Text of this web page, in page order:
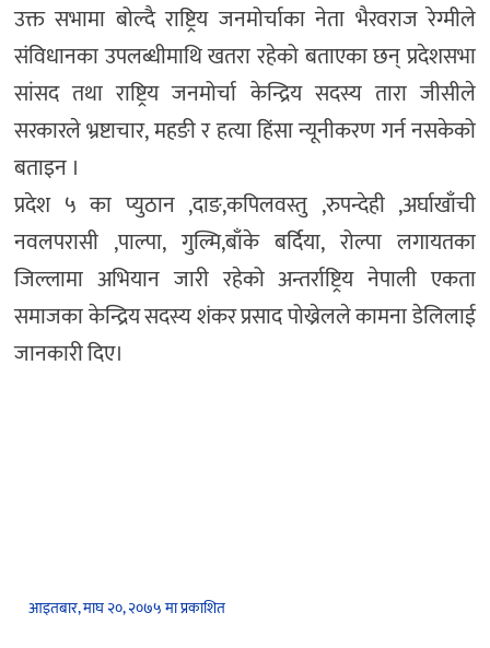
उक्त सभामा बोल्दै राष्ट्रिय जनमोर्चाका नेता भैरवराज रेग्मीले
संविधानका उपलब्धीमाथि खतरा रहेको बताएका छन् प्रदेशसभा
सांसद तथा राष्ट्रिय जनमोर्चा केन्द्रिय सदस्य तारा जीसीले
सरकारले भ्रष्टाचार, महङी र हत्या हिंसा न्यूनीकरण गर्न नसकेको
बताइन ।
प्रदेश ५ का प्युठान ,दाङ,कपिलवस्तु ,रुपन्देही ,अर्घाखाँची
नवलपरासी ,पाल्पा, गुल्मि,बाँके बर्दिया, रोल्पा लगायतका
जिल्लामा अभियान जारी रहेको अन्तर्राष्ट्रिय नेपाली एकता
समाजका केन्द्रिय सदस्य शंकर प्रसाद पोख्रेलले कामना डेलिलाई
जानकारी दिए।
आइतबार, माघ २०, २०७५ मा प्रकाशित